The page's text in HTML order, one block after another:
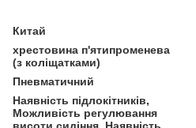
Китай
хрестовина п'ятипроменева
(з коліщатками)
Пневматичний
Наявність підлокітників,
Можливість регулювання
висоти сидіння, Наявність